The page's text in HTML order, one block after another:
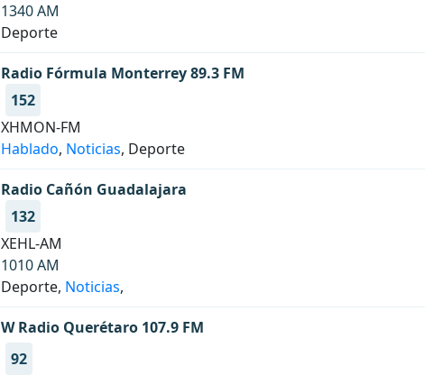
1340 AM
Deporte
Radio Fórmula Monterrey 89.3 FM
152
XHMON-FM
Hablado, Noticias, Deporte
Radio Cañón Guadalajara
132
XEHL-AM
1010 AM
Deporte, Noticias,
W Radio Querétaro 107.9 FM
92